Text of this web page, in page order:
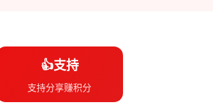
👍支持
支持分享赚积分